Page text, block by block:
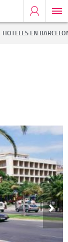
HOTELES EN